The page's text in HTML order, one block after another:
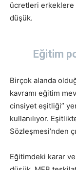
ücretleri erkeklere
düşük.
Eğitim
Birçok alanda
kavramı eğitim
cinsiyet eşitliği”
kullanılıyor.
Sözleşmesi’nden
Eğitimdeki karar